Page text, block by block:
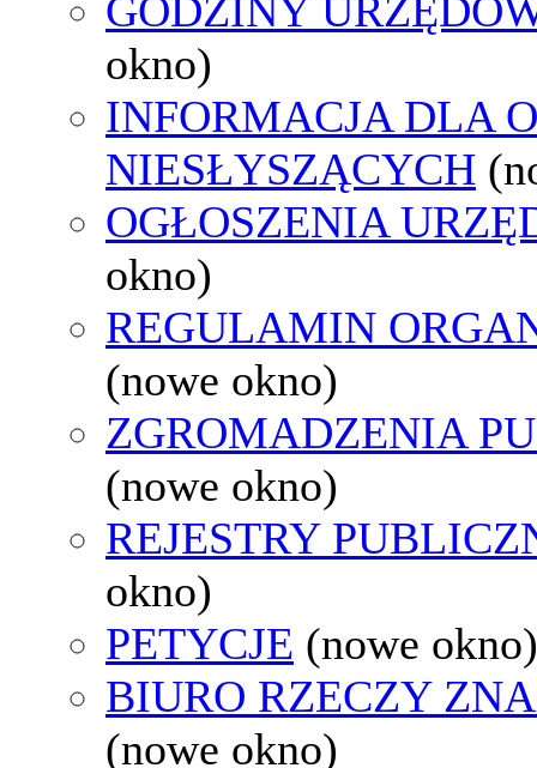
GODZINY
okno)
INFORMACJA DLA
NIESŁYSZĄCYCH
OGŁOSZENIA
okno)
REGULAMIN
(nowe okno)
ZGROMADZENIA
(nowe okno)
REJESTRY
okno)
PETYCJE (nowe okno)
BIURO RZECZY
(nowe okno)